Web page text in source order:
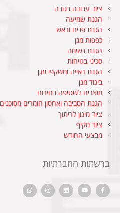
ציוד עבודה בגובה
הגנת שמיעה
הגנת פנים וראש
כפפות מגן
הגנת נשימה
סכיני בטיחות
הגנת ראייה ומשקפי מגן
ביגוד מגן
מוצרים לשטיפה בחירום
הגנת הסביבה ואחסון חומרים מסוכנים
ציוד מיגון לריתוך
ציוד מקיף
מבצעי החודש
ברשתות החברתיות